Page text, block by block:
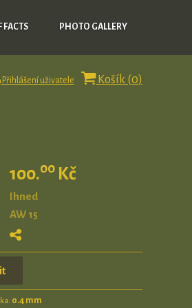
FACTS PHOTO GALLERY
Přihlášení uživatele Košík (0)
100.00 Kč
Ihned
AW 15
0.4 mm